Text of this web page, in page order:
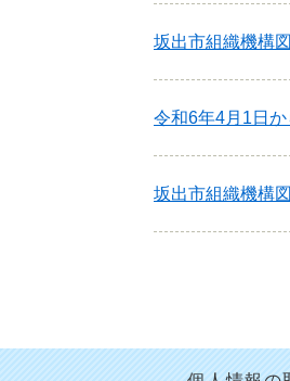
坂出市組織機構
令和6年4月1日か
坂出市組織機構